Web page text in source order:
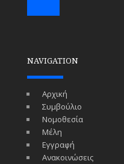
NAVIGATION
Αρχική
Συμβούλιο
Νομοθεσία
Μέλη
Εγγραφή
Ανακοινώσεις